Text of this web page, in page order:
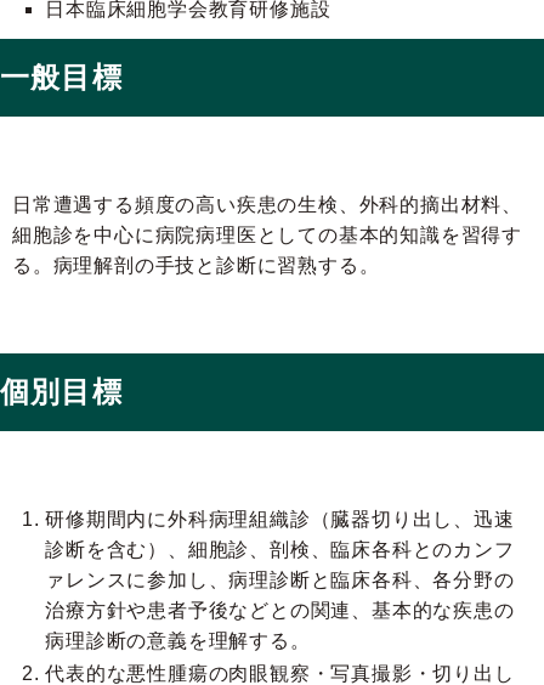
日本臨床細胞学会教育研修施設
一般目標
日常遭遇する頻度の高い疾患の生検、外科的摘出材料、
細胞診を中心に病院病理医としての基本的知識を習得す
る。病理解剖の手技と診断に習熟する。
個別目標
研修期間内に外科病理組織診（臓器切り出し、迅速
診断を含む）、細胞診、剖検、臨床各科とのカンフ
ァレンスに参加し、病理診断と臨床各科、各分野の
治療方針や患者予後などとの関連、基本的な疾患の
病理診断の意義を理解する。
代表的な悪性腫瘍の肉眼観察・写真撮影・切り出し